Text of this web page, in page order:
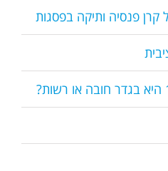
פנסיה ותיקה בפסגות